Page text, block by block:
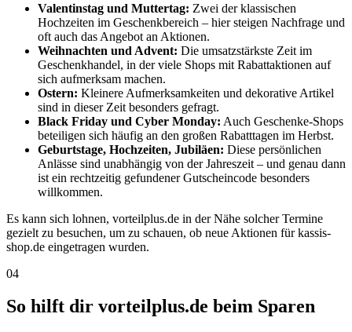
Valentinstag und Muttertag: Zwei der klassischen
Hochzeiten im Geschenkbereich – hier steigen Nachfrage und
oft auch das Angebot an Aktionen.
Weihnachten und Advent: Die umsatzstärkste Zeit im
Geschenkhandel, in der viele Shops mit Rabattaktionen auf
sich aufmerksam machen.
Ostern: Kleinere Aufmerksamkeiten und dekorative Artikel
sind in dieser Zeit besonders gefragt.
Black Friday und Cyber Monday: Auch Geschenke-Shops
beteiligen sich häufig an den großen Rabatttagen im Herbst.
Geburtstage, Hochzeiten, Jubiläen: Diese persönlichen
Anlässe sind unabhängig von der Jahreszeit – und genau dann
ist ein rechtzeitig gefundener Gutscheincode besonders
willkommen.
Es kann sich lohnen, vorteilplus.de in der Nähe solcher Termine
gezielt zu besuchen, um zu schauen, ob neue Aktionen für kassis-
shop.de eingetragen wurden.
04
So hilft dir vorteilplus.de beim Sparen